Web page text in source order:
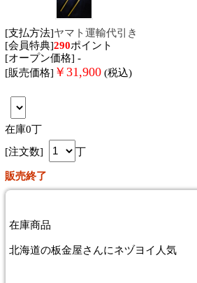
[支払方法]ヤマト運輸代引き
[会員特典]290ポイント
[オープン価格] -
[販売価格] ￥ 31,900 (税込)
在庫0丁
[注文数]
丁
販売終了
在庫商品
北海道の板金屋さんにネヅヨイ人気